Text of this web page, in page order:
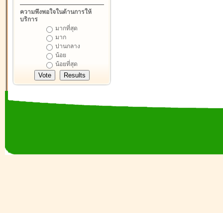
ความพึงพอใจในด้านการให้
บริการ
มากที่สุด
มาก
ปานกลาง
น้อย
น้อยที่สุด